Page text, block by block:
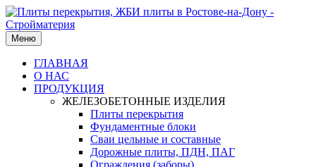
Меню
ГЛАВНАЯ
О НАС
ПРОДУКЦИЯ
ЖЕЛЕЗОБЕТОННЫЕ ИЗДЕЛИЯ
Плиты перекрытия
Фундаментные блоки
Сваи цельные и составные
Дорожные плиты, ПДН, ПАГ
Ограждения (заборы)